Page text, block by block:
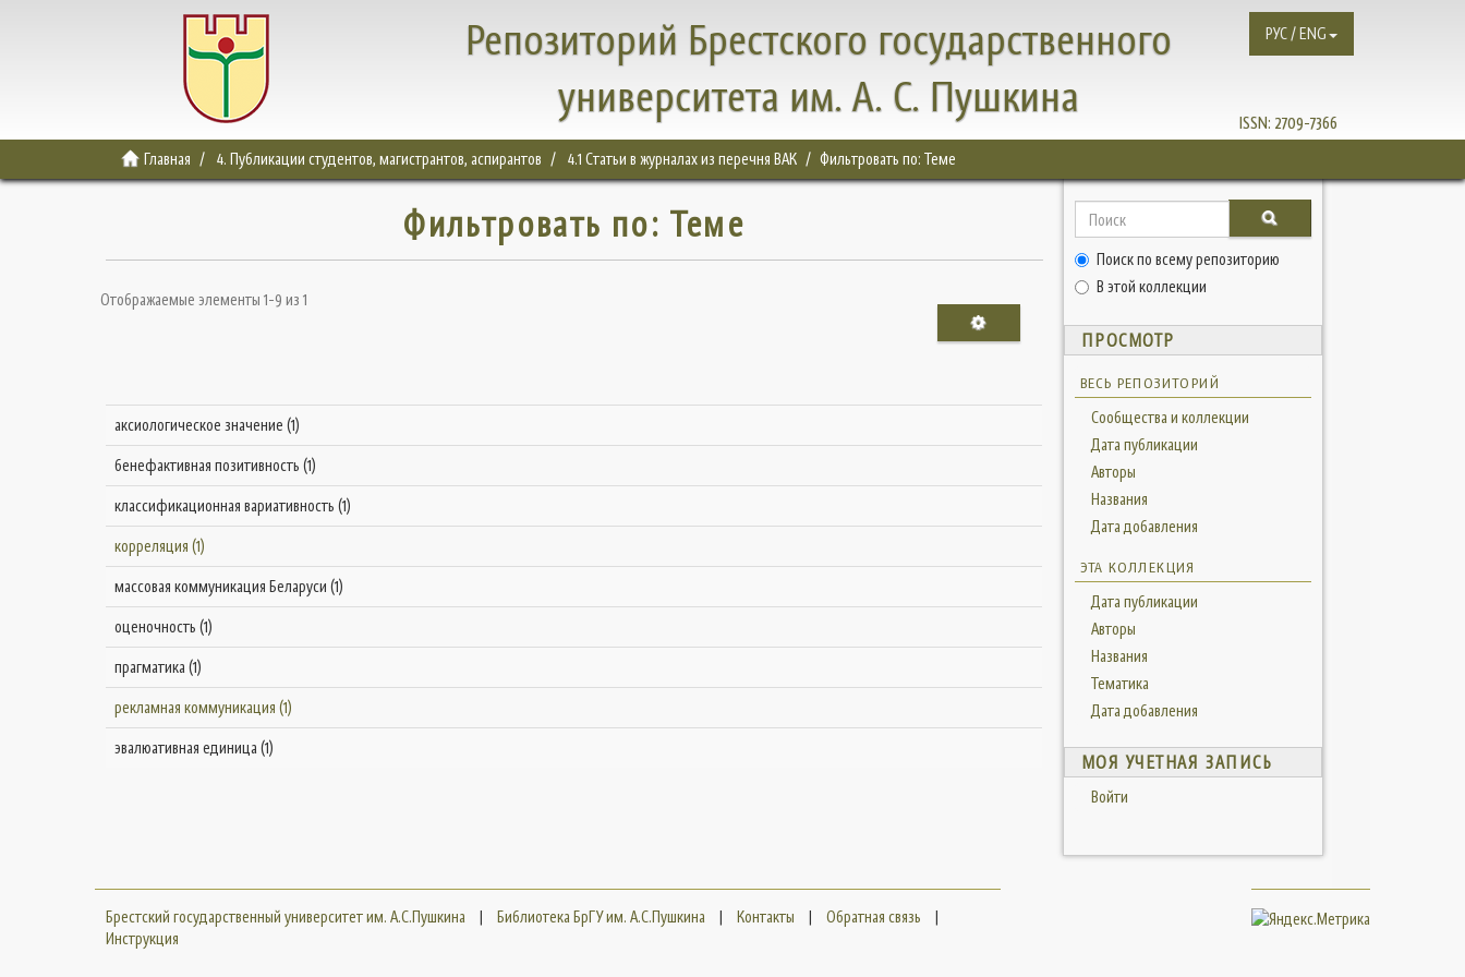
Репозиторий Брестского государственного
университета им. А. С. Пушкина
ISSN: 2709-7366
РУС / ENG
Главная 4. Публикации студентов, магистрантов, аспирантов 4.1 Статьи в журналах из перечня ВАК Фильтровать по: Теме
Фильтровать по: Теме
Отображаемые элементы 1-9 из 1
аксиологическое значение (1)
бенефактивная позитивность (1)
классификационная вариативность (1)
корреляция (1)
массовая коммуникация Беларуси (1)
оценочность (1)
прагматика (1)
рекламная коммуникация (1)
эвалюативная единица (1)
Поиск по всему репозиторию
В этой коллекции
ПРОСМОТР
ВЕСЬ РЕПОЗИТОРИЙ
Сообщества и коллекции
Дата публикации
Авторы
Названия
Дата добавления
ЭТА КОЛЛЕКЦИЯ
Дата публикации
Авторы
Названия
Тематика
Дата добавления
МОЯ УЧЕТНАЯ ЗАПИСЬ
Войти
Брестский государственный университет им. А.С.Пушкина | Библиотека БрГУ им. А.С.Пушкина | Контакты | Обратная связь
|
Инструкция